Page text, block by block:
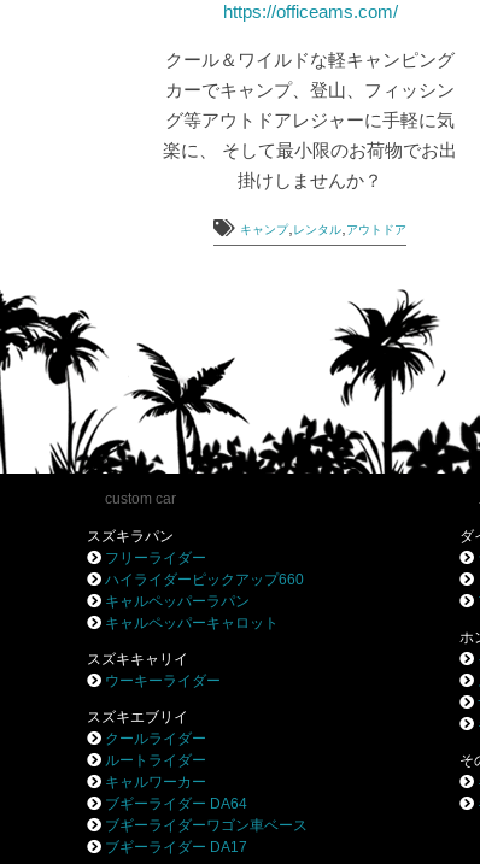
https://officeams.com/
クール＆ワイルドな軽キャンピング
カーでキャンプ、登山、フィッシン
グ等アウトドアレジャーに手軽に気
楽に、 そして最小限のお荷物でお出
掛けしませんか？
キャンプ,レンタル,アウトドア
custom car
スズキラパン
フリーライダー
ハイライダーピックアップ660
キャルペッパーラパン
キャルペッパーキャロット
スズキキャリイ
ウーキーライダー
スズキエブリイ
クールライダー
ルートライダー
キャルワーカー
ブギーライダー DA64
ブギーライダーワゴン車ベース
ブギーライダー DA17
.
ダ
ホ
そ